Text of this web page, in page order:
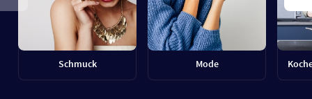
Schmuck Mode